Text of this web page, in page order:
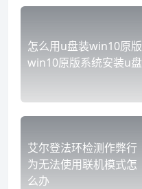
怎么用u盘装win10原版
win10原版系统安装u盘
艾尔登法环检测作弊行
为无法使用联机模式怎
么办